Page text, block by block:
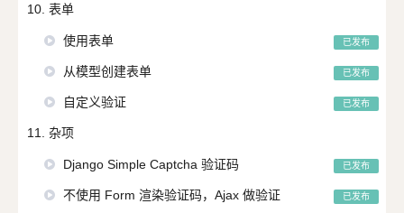
10. 表单
使用表单 已发布
从模型创建表单 已发布
自定义验证 已发布
11. 杂项
Django Simple Captcha 验证码 已发布
不使用 Form 渲染验证码，Ajax 做验证 已发布